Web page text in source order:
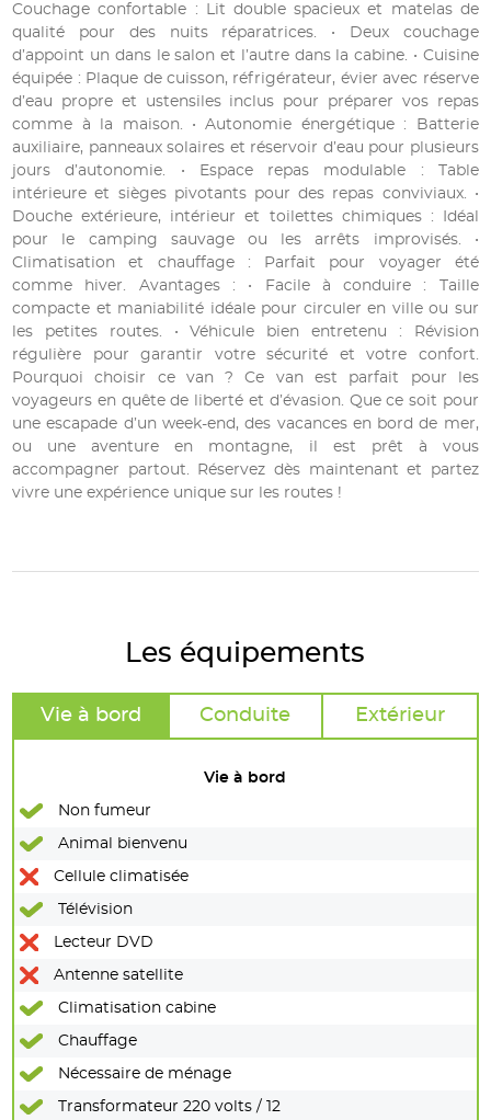
Couchage confortable : Lit double spacieux et matelas de
qualité pour des nuits réparatrices. • Deux couchage
d’appoint un dans le salon et l’autre dans la cabine. • Cuisine
équipée : Plaque de cuisson, réfrigérateur, évier avec réserve
d’eau propre et ustensiles inclus pour préparer vos repas
comme à la maison. • Autonomie énergétique : Batterie
auxiliaire, panneaux solaires et réservoir d’eau pour plusieurs
jours d’autonomie. • Espace repas modulable : Table
intérieure et sièges pivotants pour des repas conviviaux. •
Douche extérieure, intérieur et toilettes chimiques : Idéal
pour le camping sauvage ou les arrêts improvisés. •
Climatisation et chauffage : Parfait pour voyager été
comme hiver. Avantages : • Facile à conduire : Taille
compacte et maniabilité idéale pour circuler en ville ou sur
les petites routes. • Véhicule bien entretenu : Révision
régulière pour garantir votre sécurité et votre confort.
Pourquoi choisir ce van ? Ce van est parfait pour les
voyageurs en quête de liberté et d’évasion. Que ce soit pour
une escapade d’un week-end, des vacances en bord de mer,
ou une aventure en montagne, il est prêt à vous
accompagner partout. Réservez dès maintenant et partez
vivre une expérience unique sur les routes !
Les équipements
Vie à bord Conduite Extérieur
Vie à bord
Non fumeur
Animal bienvenu
Cellule climatisée
Télévision
Lecteur DVD
Antenne satellite
Climatisation cabine
Chauffage
Nécessaire de ménage
Transformateur 220 volts / 12